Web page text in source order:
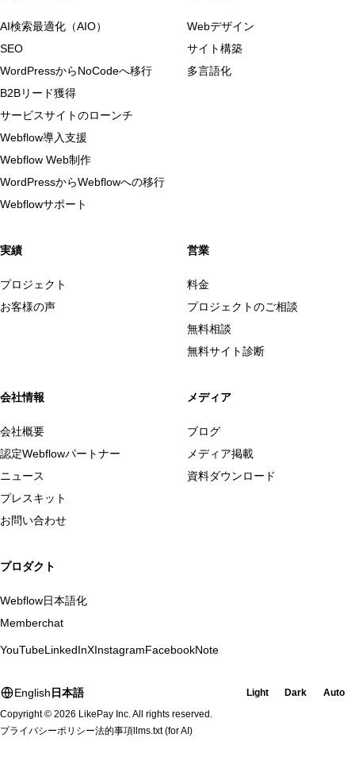
AI検索最適化（AIO）
SEO
WordPressからNoCodeへ移行
B2Bリード獲得
サービスサイトのローンチ
Webflow導入支援
Webflow Web制作
WordPressからWebflowへの移行
Webflowサポート
Webデザイン
サイト構築
多言語化
実績
プロジェクト
お客様の声
営業
料金
プロジェクトのご相談
無料相談
無料サイト診断
会社情報
会社概要
認定Webflowパートナー
ニュース
プレスキット
お問い合わせ
メディア
ブログ
メディア掲載
資料ダウンロード
プロダクト
Webflow日本語化
Memberchat
YouTubeLinkedInXInstagramFacebookNote
English 日本語 Light Dark
Auto
Copyright © 2026 LikePay Inc. All rights reserved.
プライバシーポリシー法的事項 llms.txt(for AI)